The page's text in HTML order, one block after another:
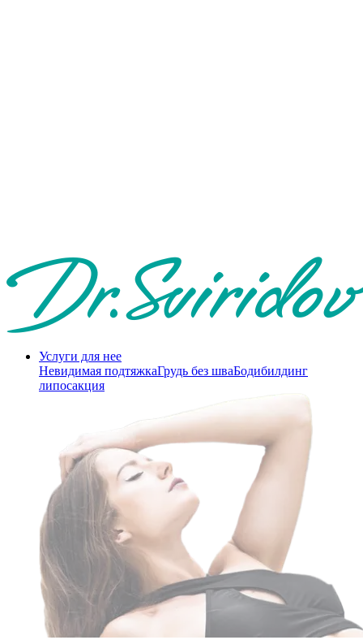
Услуги для нее
Невидимая подтяжкаГрудь без шваБодибилдинг
липосакция